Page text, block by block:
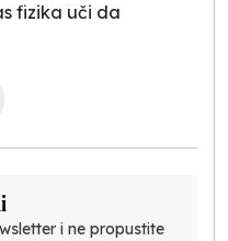
fizika uči da
i ne propustite